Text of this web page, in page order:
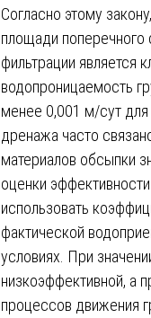
Согласно этому
площади поперечного
фильтрации является
водопроницаемость
менее 0,001 м/сут для
дренажа часто
материалов обсыпки
оценки
использовать
фактической
условиях. При
низкоэффективной, а
процессов движения